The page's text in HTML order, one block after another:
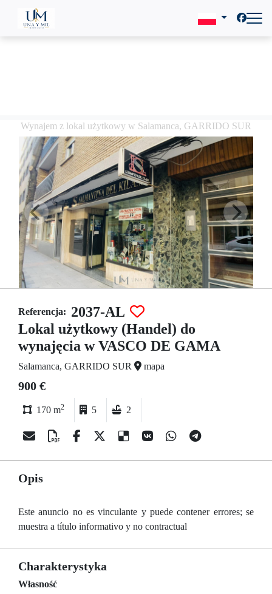
Wynajem z lokal użytkowy w Salamanca, GARRIDO SUR
Referencja: 2037-AL
Lokal użytkowy (Handel) do
wynajęcia w VASCO DE GAMA
Salamanca, GARRIDO SUR mapa
900 €
170 m2 5 2
Opis
Este anuncio no es vinculante y puede contener errores; se
muestra a título informativo y no contractual
Charakterystyka
Własność